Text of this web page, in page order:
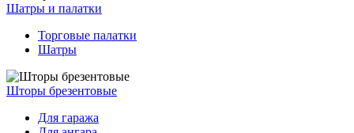
Шатры и палатки
Торговые палатки
Шатры
Шторы брезентовые
Для гаража